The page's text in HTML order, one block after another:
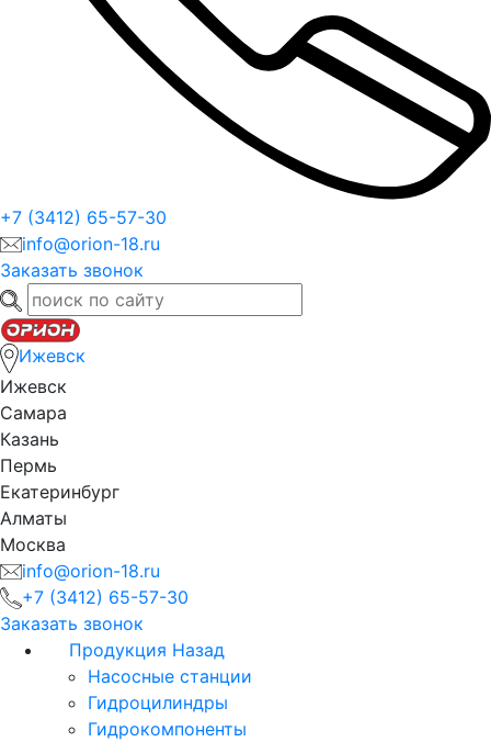
+7 (3412) 65-57-30
info@orion-18.ru
Заказать звонок
Ижевск
Ижевск
Самара
Казань
Пермь
Екатеринбург
Алматы
Москва
info@orion-18.ru
+7 (3412) 65-57-30
Заказать звонок
Продукция Назад
Насосные станции
Гидроцилиндры
Гидрокомпоненты